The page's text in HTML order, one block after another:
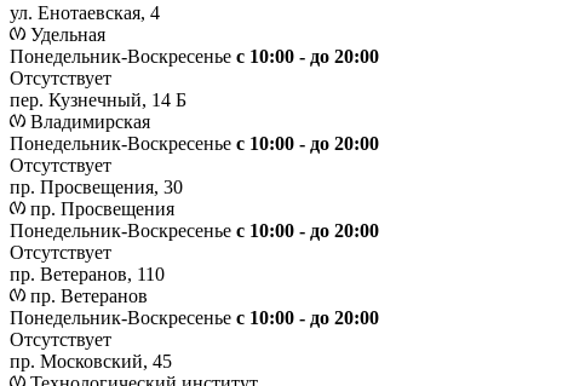
ул. Енотаевская, 4
Удельная
Понедельник-Воскресенье с 10:00 - до 20:00
Отсутствует
пер. Кузнечный, 14 Б
Владимирская
Понедельник-Воскресенье с 10:00 - до 20:00
Отсутствует
пр. Просвещения, 30
пр. Просвещения
Понедельник-Воскресенье c 10:00 - до 20:00
Отсутствует
пр. Ветеранов, 110
пр. Ветеранов
Понедельник-Воскресенье с 10:00 - до 20:00
Отсутствует
пр. Московский, 45